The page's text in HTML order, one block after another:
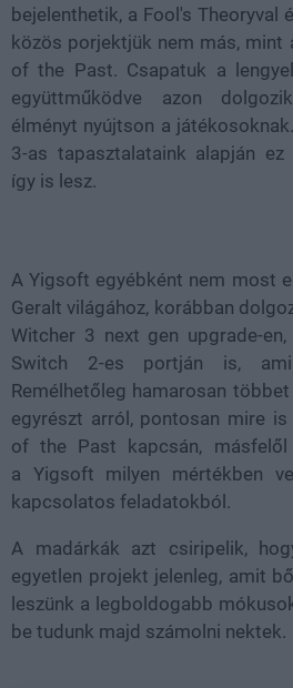
bejelenthetik, a Fool's Theoryval
közös porjektjük nem más, mint
of the Past. Csapatuk a
együttműködve azon
élményt nyújtson a
3-as tapasztalataink alapján ez
így is lesz.
A Yigsoft egyébként nem most
Geralt világához, korábban
Witcher 3 next gen upgrade-
Switch 2-es portján is, ami
Remélhetőleg hamarosan
egyrészt arról, pontosan mire
of the Past kapcsán,
a Yigsoft milyen mértékben
kapcsolatos feladatokból.
A madárkák azt csiripelik,
egyetlen projekt jelenleg, amit
leszünk a legboldogabb
be tudunk majd számolni nektek.